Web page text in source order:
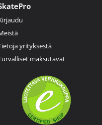
yrityksestä
maksutavat